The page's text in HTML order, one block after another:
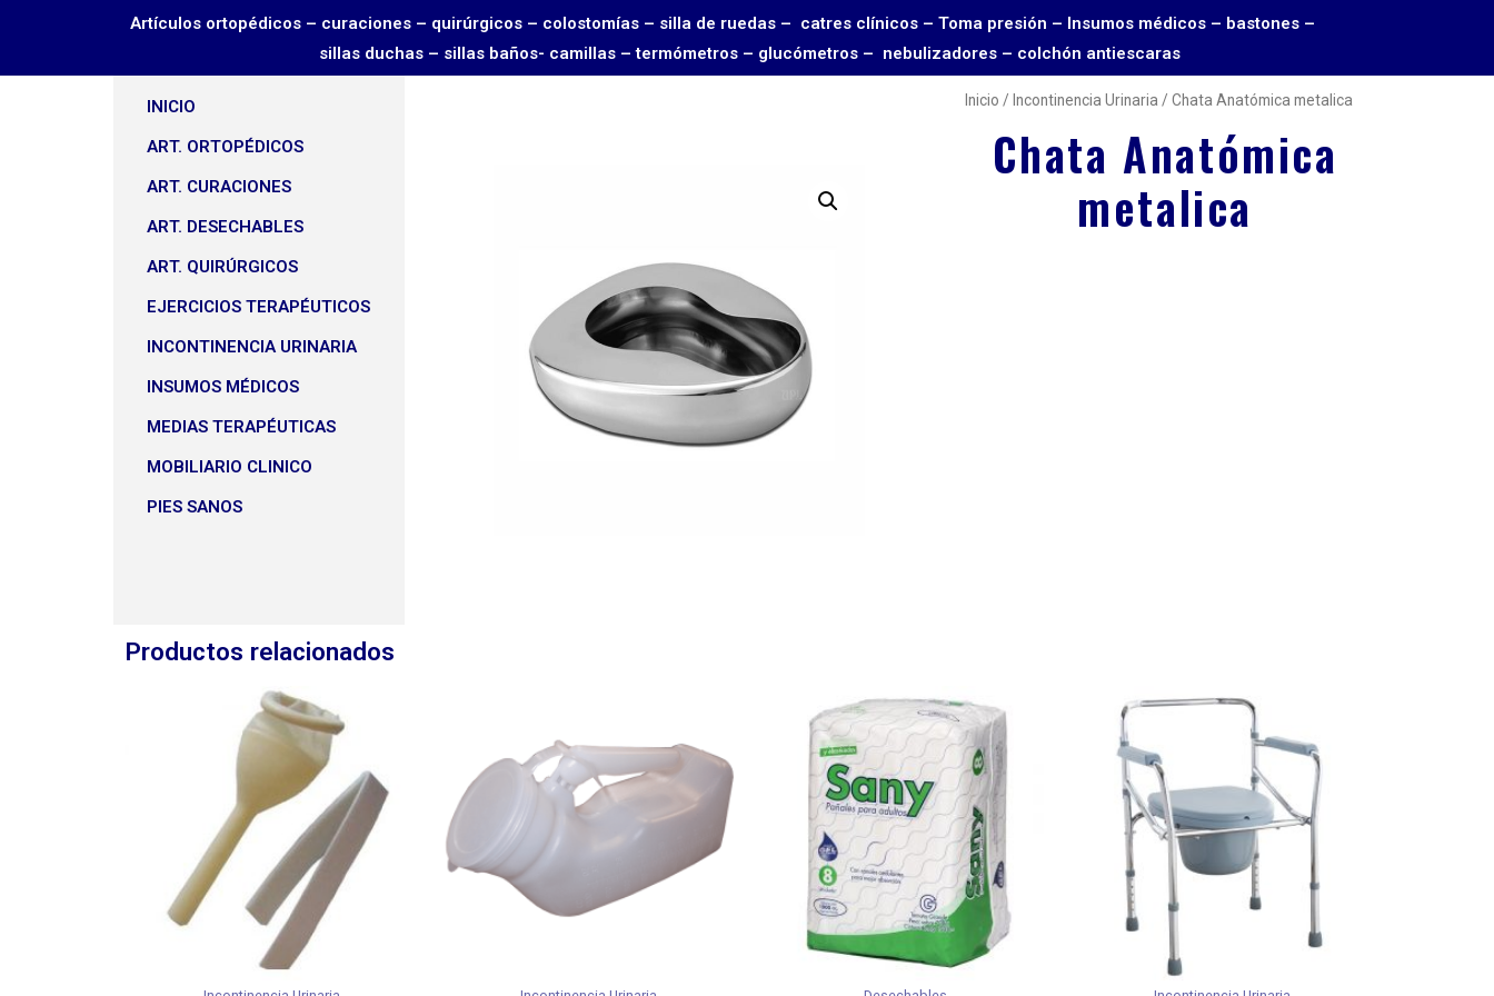
Artículos ortopédicos – curaciones – quirúrgicos – colostomías – silla de ruedas – catres clínicos – Toma presión – Insumos médicos – bastones –
sillas duchas – sillas baños- camillas – termómetros – glucómetros – nebulizadores – colchón antiescaras
INICIO
ART. ORTOPÉDICOS
ART. CURACIONES
ART. DESECHABLES
ART. QUIRÚRGICOS
EJERCICIOS TERAPÉUTICOS
INCONTINENCIA URINARIA
INSUMOS MÉDICOS
MEDIAS TERAPÉUTICAS
MOBILIARIO CLINICO
PIES SANOS
Inicio / Incontinencia Urinaria / Chata Anatómica metalica
Chata Anatómica
metalica
Productos relacionados